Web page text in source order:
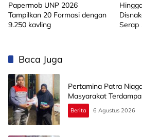
Papermob UNP 2026
Tampilkan 20 Formasi dengan
9.250 kavling
Serap
Baca Juga
Pertamina Patra
Masyarakat
Berita 6 Agustus 2026